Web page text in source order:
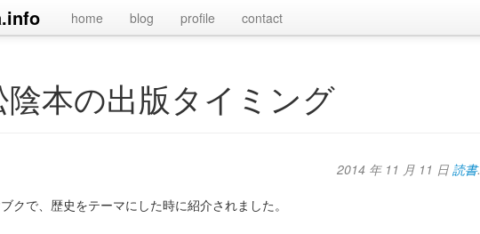
home blog profile contact
陰本の出版タイミング
2014 年 11 月 11 日 読書.
クで、歴史をテーマにした時に紹介されました。